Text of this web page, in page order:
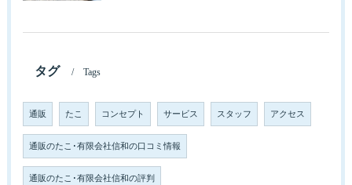
タグ Tags
通販 たこ コンセプト サービス スタッフ アクセス
通販のたこ･有限会社信和の口コミ情報
通販のたこ･有限会社信和の評判